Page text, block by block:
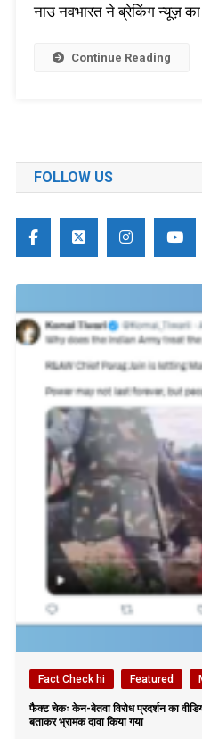
नाउ नवभारत ने ब्रेकिंग न्यूज़ का
Continue Reading
FOLLOW US
Fact Check hi Featured
फैक्ट चेकः केन-बेतवा विरोध प्रदर्शन का
बताकर भ्रामक दावा किया गया